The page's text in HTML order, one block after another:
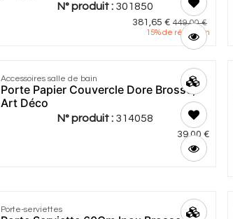
N° produit : 301850
381,65 € 449,00€
15% de réduction
Accessoires salle de bain
Porte Papier Couvercle Dore Brosse,
Art Déco
N° produit : 314058
39,00 €
Porte-serviettes